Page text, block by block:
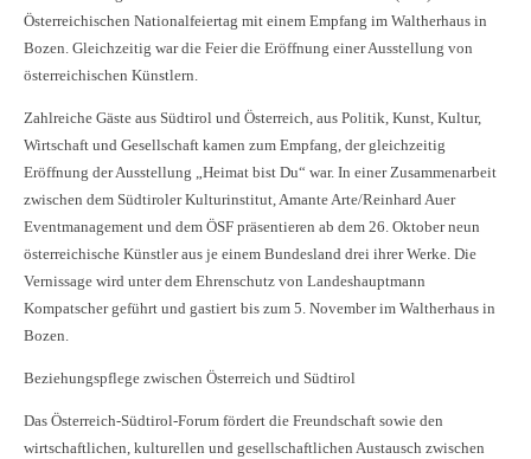
Österreichischen Nationalfeiertag mit einem Empfang im Waltherhaus in
Bozen. Gleichzeitig war die Feier die Eröffnung einer Ausstellung von
österreichischen Künstlern.
Zahlreiche Gäste aus Südtirol und Österreich, aus Politik, Kunst, Kultur,
Wirtschaft und Gesellschaft kamen zum Empfang, der gleichzeitig
Eröffnung der Ausstellung „Heimat bist Du“ war. In einer Zusammenarbeit
zwischen dem Südtiroler Kulturinstitut, Amante Arte/Reinhard Auer
Eventmanagement und dem ÖSF präsentieren ab dem 26. Oktober neun
österreichische Künstler aus je einem Bundesland drei ihrer Werke. Die
Vernissage wird unter dem Ehrenschutz von Landeshauptmann
Kompatscher geführt und gastiert bis zum 5. November im Waltherhaus in
Bozen.
Beziehungspflege zwischen Österreich und Südtirol
Das Österreich-Südtirol-Forum fördert die Freundschaft sowie den
wirtschaftlichen, kulturellen und gesellschaftlichen Austausch zwischen